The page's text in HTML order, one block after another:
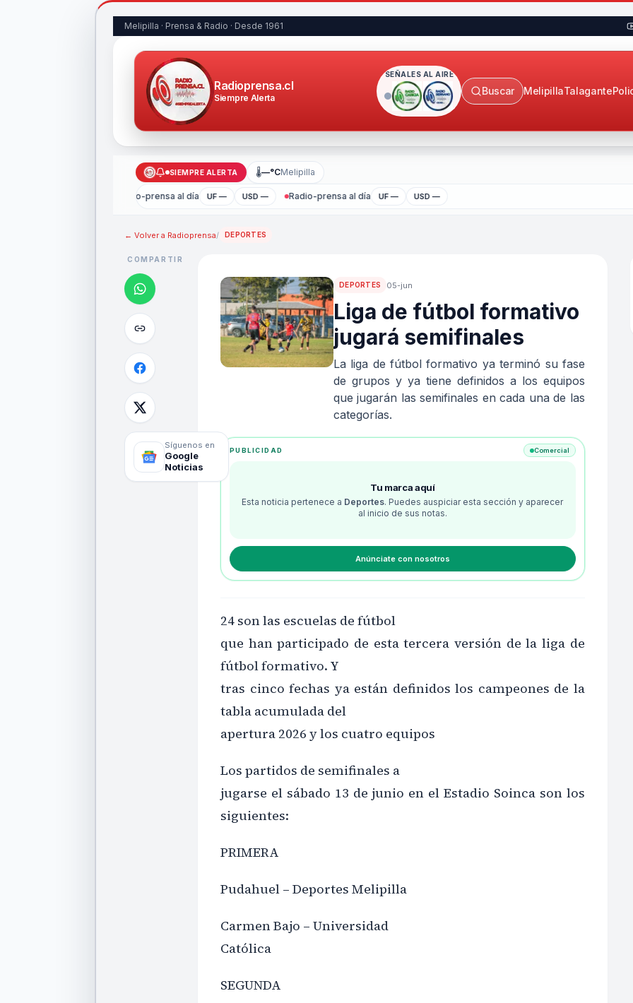
Melipilla · Prensa & Radio · Desde 1961
Radioprensa.cl
Siempre Alerta
SEÑALES AL AIRE
Buscar MelipillaTalagante
SIEMPRE ALERTA 🌡—°CMelipilla
Radio-prensa al día UF — USD — Radio-prensa al día UF — USD —
← Volver a Radioprensa/ DEPORTES
COMPARTIR
Síguenos en
Google
Noticias
DEPORTES 05-jun
Liga de fútbol formativo
jugará semifinales
La liga de fútbol formativo ya terminó su fase
de grupos y ya tiene definidos a los equipos
que jugarán las semifinales en cada una de las
categorías.
PUBLICIDAD Comercial
Tu marca aquí
Esta noticia pertenece a Deportes. Puedes auspiciar esta sección y aparecer
al inicio de sus notas.
Anúnciate con nosotros
24 son las escuelas de fútbol
que han participado de esta tercera versión de la liga de
fútbol formativo. Y
tras cinco fechas ya están definidos los campeones de la
tabla acumulada del
apertura 2026 y los cuatro equipos
Los partidos de semifinales a
jugarse el sábado 13 de junio en el Estadio Soinca son los
siguientes:
PRIMERA
Pudahuel – Deportes Melipilla
Carmen Bajo – Universidad
Católica
SEGUNDA